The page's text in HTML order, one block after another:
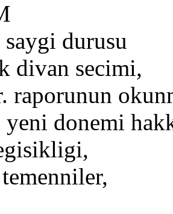
durusu
divan secimi,
raporunun
donemi